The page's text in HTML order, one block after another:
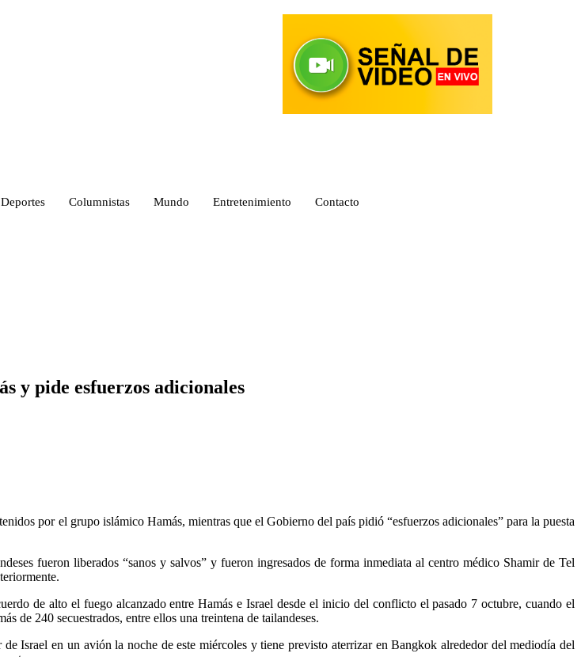
Deportes Columnistas Mundo Entretenimiento Contacto
y pide esfuerzos adicionales
por el grupo islámico Hamás, mientras que el Gobierno del país pidió “esfuerzos adicionales” para la puesta
fueron liberados “sanos y salvos” y fueron ingresados de forma inmediata al centro médico Shamir de Tel
de alto el fuego alcanzado entre Hamás e Israel desde el inicio del conflicto el pasado 7 octubre, cuando el
de 240 secuestrados, entre ellos una treintena de tailandeses.
Israel en un avión la noche de este miércoles y tiene previsto aterrizar en Bangkok alrededor del mediodía del